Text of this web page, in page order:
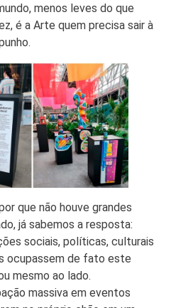
menos leves do que
é a Arte quem precisa sair à
que não houve grandes
já sabemos a resposta:
sociais, políticas, culturais
ocupassem de fato este
mesmo ao lado.
massiva em eventos